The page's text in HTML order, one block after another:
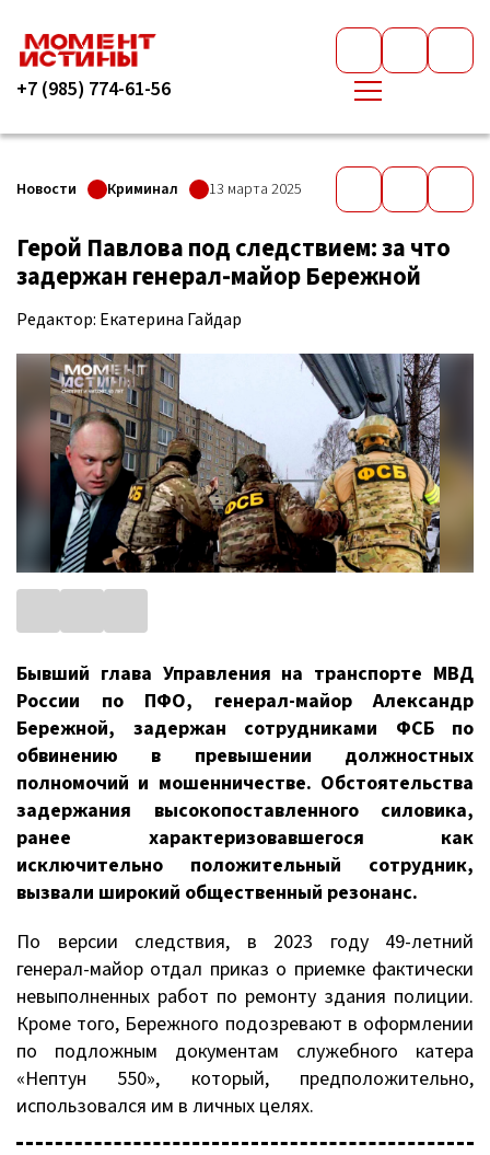
+7 (985) 774-61-56
Новости Криминал 13 марта 2025
Герой Павлова под следствием: за что
задержан генерал-майор Бережной
Редактор: Екатерина Гайдар
Бывший глава Управления на транспорте МВД
России по ПФО, генерал-майор Александр
Бережной, задержан сотрудниками ФСБ по
обвинению в превышении должностных
полномочий и мошенничестве. Обстоятельства
задержания высокопоставленного силовика,
ранее характеризовавшегося как
исключительно положительный сотрудник,
вызвали широкий общественный резонанс.
По версии следствия, в 2023 году 49-летний
генерал-майор отдал приказ о приемке фактически
невыполненных работ по ремонту здания полиции.
Кроме того, Бережного подозревают в оформлении
по подложным документам служебного катера
«Нептун 550», который, предположительно,
использовался им в личных целях.